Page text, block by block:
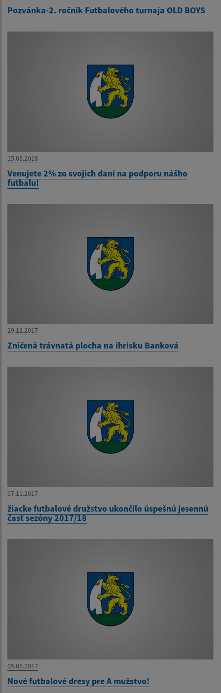
Pozvánka-2. ročník Futbalového turnaja OLD BOYS
15.03.2018
Venujete 2% zo svojich daní na podporu nášho
futbalu!
29.12.2017
Zničená trávnatá plocha na ihrisku Banková
07.11.2017
žiacke futbalové družstvo ukončilo úspešnú jesennú
časť sezóny 2017/18
05.05.2017
Nové futbalové dresy pre A mužstvo!